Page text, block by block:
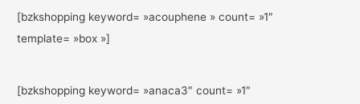
[bzkshopping keyword= »acouphene » count= »1″
template= »box »]
[bzkshopping keyword= »anaca3″ count= »1″